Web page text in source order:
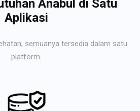
Anabul di Satu
Aplikasi
semuanya tersedia dalam satu
platform.